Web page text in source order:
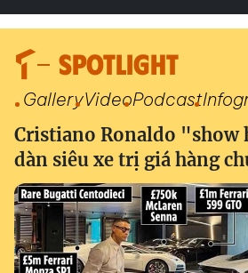
SPOTLIGHT
GalleryVideoPodcast
Cristiano Ronaldo "show
dàn siêu xe trị giá hàng